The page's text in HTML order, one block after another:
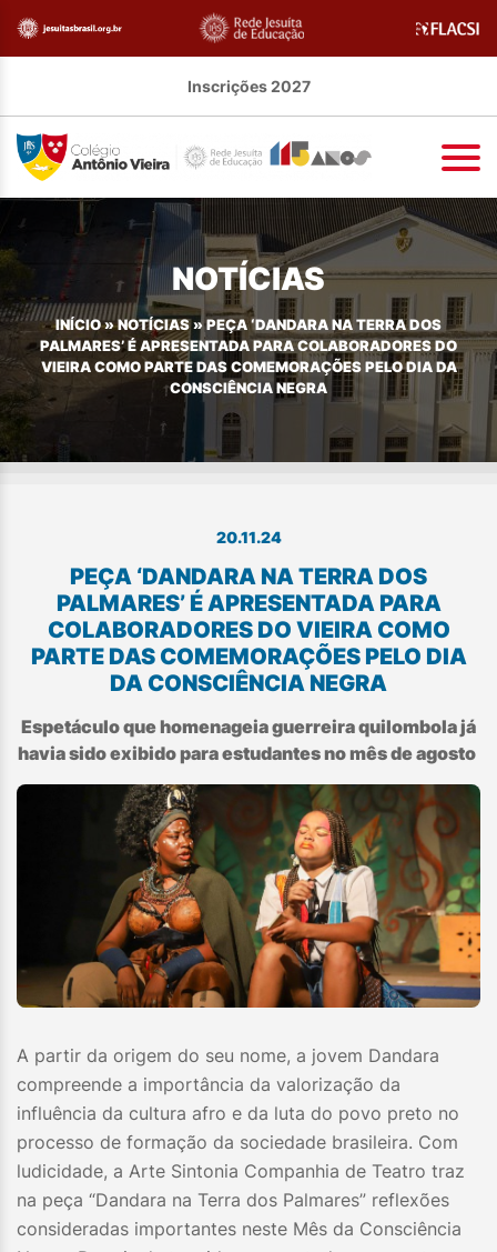
Inscrições 2027
NOTÍCIAS
INÍCIO»NOTÍCIAS »PEÇA ‘DANDARA NA TERRA DOS
PALMARES’ É APRESENTADA PARA COLABORADORES DO
VIEIRA COMO PARTE DAS COMEMORAÇÕES PELO DIA DA
CONSCIÊNCIA NEGRA
20.11.24
PEÇA ‘DANDARA NA TERRA DOS
PALMARES’ É APRESENTADA PARA
COLABORADORES DO VIEIRA COMO
PARTE DAS COMEMORAÇÕES PELO DIA
DA CONSCIÊNCIA NEGRA
Espetáculo que homenageia guerreira quilombola já
havia sido exibido para estudantes no mês de agosto
A partir da origem do seu nome, a jovem Dandara
compreende a importância da valorização da
influência da cultura afro e da luta do povo preto no
processo de formação da sociedade brasileira. Com
ludicidade, a Arte Sintonia Companhia de Teatro traz
na peça “Dandara na Terra dos Palmares” reflexões
consideradas importantes neste Mês da Consciência